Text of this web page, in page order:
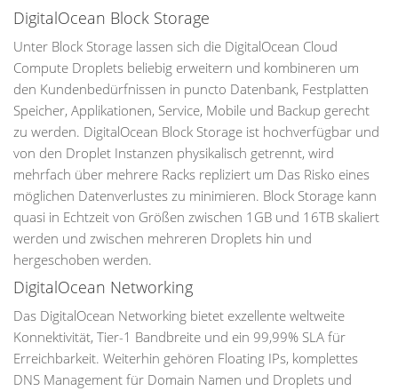
DigitalOcean Block Storage
Unter Block Storage lassen sich die DigitalOcean Cloud
Compute Droplets beliebig erweitern und kombineren um
den Kundenbedürfnissen in puncto Datenbank, Festplatten
Speicher, Applikationen, Service, Mobile und Backup gerecht
zu werden. DigitalOcean Block Storage ist hochverfügbar und
von den Droplet Instanzen physikalisch getrennt, wird
mehrfach über mehrere Racks repliziert um Das Risko eines
möglichen Datenverlustes zu minimieren. Block Storage kann
quasi in Echtzeit von Größen zwischen 1GB und 16TB skaliert
werden und zwischen mehreren Droplets hin und
hergeschoben werden.
DigitalOcean Networking
Das DigitalOcean Networking bietet exzellente weltweite
Konnektivität, Tier-1 Bandbreite und ein 99,99% SLA für
Erreichbarkeit. Weiterhin gehören Floating IPs, komplettes
DNS Management für Domain Namen und Droplets und